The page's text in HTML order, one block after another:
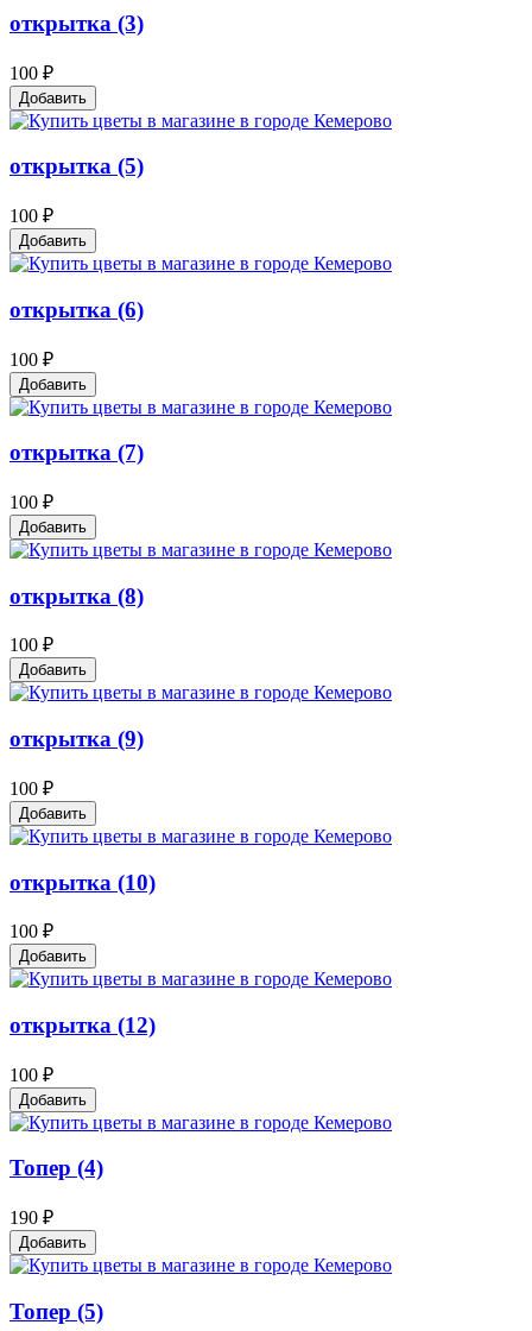
открытка (3)
100 ₽
Добавить
открытка (5)
100 ₽
Добавить
открытка (6)
100 ₽
Добавить
открытка (7)
100 ₽
Добавить
открытка (8)
100 ₽
Добавить
открытка (9)
100 ₽
Добавить
открытка (10)
100 ₽
Добавить
открытка (12)
100 ₽
Добавить
Топер (4)
190 ₽
Добавить
Топер (5)